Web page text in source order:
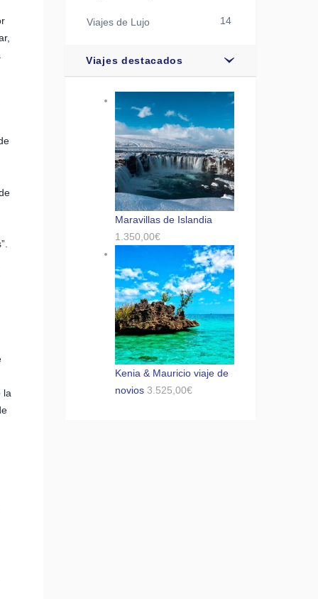
la
Viajes de Lujo 14
Viajes destacados
Maravillas de Islandia
1.350,00€
Kenia & Mauricio viaje de
novios 3.525,00€